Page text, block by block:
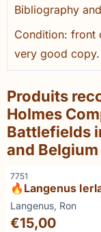
Bibliography
Condition: front
very good copy.
Produits
Holmes
Battlefields
and Belgium
Référence
7751
🔥Langenus
ingebeeld
Marque :
Langenus, Ron
Prix: 15,00
€15,00